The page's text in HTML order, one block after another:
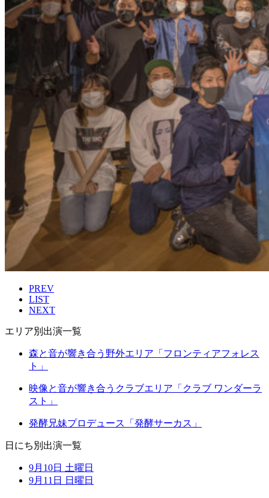
PREV
LIST
NEXT
エリア別出演一覧
森と音が響き合う野外エリア 「フロンティアフォレス
ト」
映像と音が響き合うクラブエリア 「クラブ ワンダーラ
スト」
発酵兄妹プロデュース 「発酵サーカス」
日にち別出演一覧
9月10日 土曜日
9月11日 日曜日